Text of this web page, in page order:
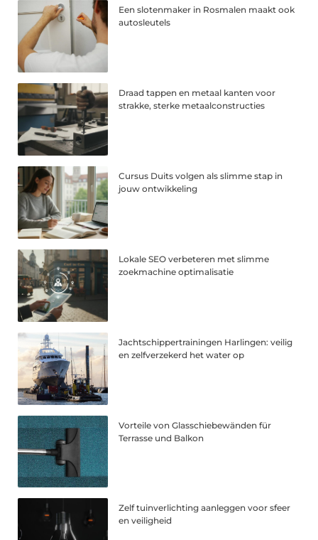
Een slotenmaker in Rosmalen maakt ook
autosleutels
Draad tappen en metaal kanten voor
strakke, sterke metaalconstructies
Cursus Duits volgen als slimme stap in
jouw ontwikkeling
Lokale SEO verbeteren met slimme
zoekmachine optimalisatie
Jachtschippertrainingen Harlingen: veilig
en zelfverzekerd het water op
Vorteile von Glasschiebewänden für
Terrasse und Balkon
Zelf tuinverlichting aanleggen voor sfeer
en veiligheid